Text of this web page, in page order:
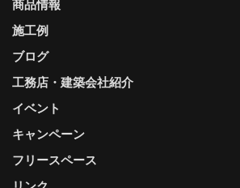
商品情報
施工例
ブログ
工務店・建築会社紹介
イベント
キャンペーン
フリースペース